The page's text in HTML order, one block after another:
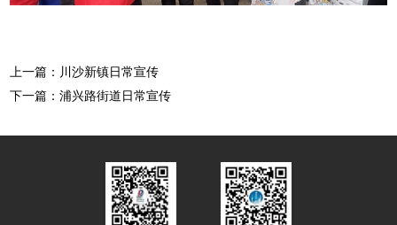
上一篇：川沙新镇日常宣传
下一篇：浦兴路街道日常宣传